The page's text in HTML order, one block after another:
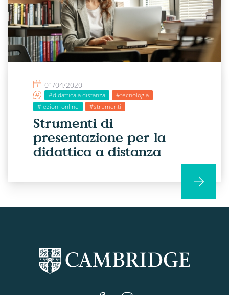
01/04/2020
#didattica a distanza
#tecnologia
#lezioni online
#strumenti
Strumenti di
presentazione per la
didattica a distanza